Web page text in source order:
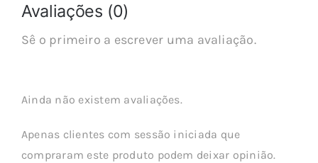
Avaliações (0)
Sê o primeiro a escrever uma avaliação.
Ainda não existem avaliações.
Apenas clientes com sessão iniciada que
compraram este produto podem deixar opinião.